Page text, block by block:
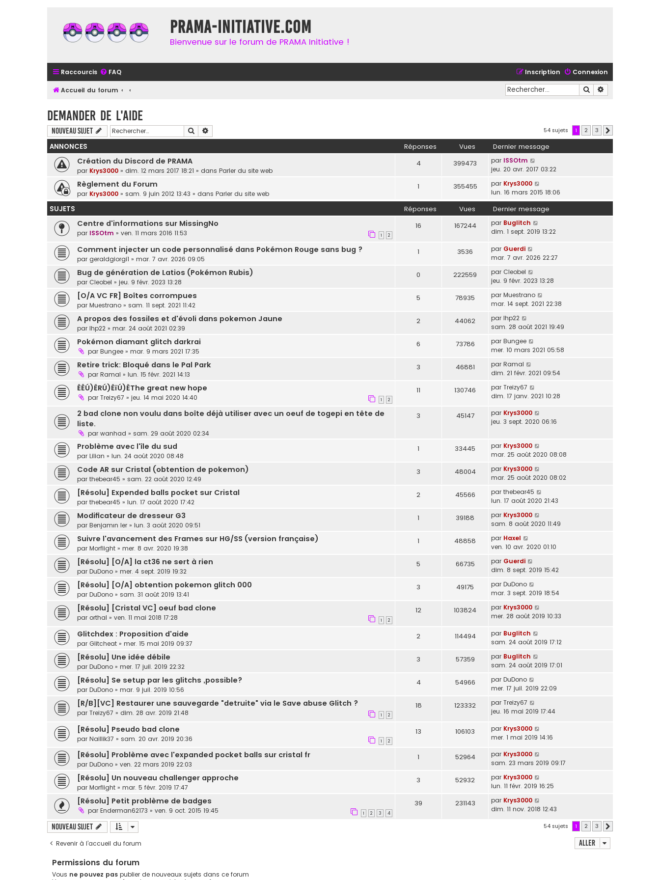
Prama-initiative.com
Bienvenue sur le forum de PRAMA Initiative !
Raccourcis FAQ Connexion
Inscription
Accueil du forum Rechercher
Demander de l'aide
Nouveau sujet Rechercher 54 sujets 1 2 3
ANNONCES Réponses Vues Dernier message
Création du Discord de PRAMA
par Krys3000 » dim. 12 mars 2017 18:21 » dans Parler du site web
4 399473 par ISSOtm
jeu. 20 avr. 2017 03:22
Règlement du Forum
par Krys3000 » sam. 9 juin 2012 13:43 » dans Parler du site web
1 355455 par Krys3000
lun. 16 mars 2015 18:06
SUJETS Réponses Vues Dernier message
Centre d'informations sur MissingNo
par ISSOtm » ven. 11 mars 2016 11:53 1 2
16 167244 par Buglitch
dim. 1 sept. 2019 13:22
Comment injecter un code personnalisé dans Pokémon Rouge sans bug ?
par geraldgiorgi1 » mar. 7 avr. 2026 09:05
1 3536 par Guerdi
mar. 7 avr. 2026 22:27
Bug de génération de Latios (Pokémon Rubis)
par Cleobel » jeu. 9 févr. 2023 13:28
0 222559 par Cleobel
jeu. 9 févr. 2023 13:28
[O/A VC FR] Boîtes corrompues
par Muestrano » sam. 11 sept. 2021 11:42
5 78935 par Muestrano
mar. 14 sept. 2021 22:38
A propos des fossiles et d'évoli dans pokemon Jaune
par lhp22 » mar. 24 août 2021 02:39
2 44062 par lhp22
sam. 28 août 2021 19:49
Pokémon diamant glitch darkrai
par Bungee » mar. 9 mars 2021 17:35
6 73786 par Bungee
mer. 10 mars 2021 05:58
Retire trick: Bloqué dans le Pal Park
par Ramal » lun. 15 févr. 2021 14:13
3 46881 par Ramal
dim. 21 févr. 2021 09:54
ËÊÚ)ËRÚ)ËïÚ)ËThe great new hope
par Treizy67 » jeu. 14 mai 2020 14:40 1 2
11 130746 par Treizy67
dim. 17 janv. 2021 10:28
2 bad clone non voulu dans boîte déjà utiliser avec un oeuf de togepi en tête de
liste.
par wanhad » sam. 29 août 2020 02:34
3 45147 par Krys3000
jeu. 3 sept. 2020 06:16
Problème avec l'île du sud
par Lilian » lun. 24 août 2020 08:48
1 33445 par Krys3000
mar. 25 août 2020 08:08
Code AR sur Cristal (obtention de pokemon)
par thebear45 » sam. 22 août 2020 12:49
3 48004 par Krys3000
mar. 25 août 2020 08:02
[Résolu] Expended balls pocket sur Cristal
par thebear45 » lun. 17 août 2020 17:42
2 45566 par thebear45
lun. 17 août 2020 21:43
Modificateur de dresseur G3
par Benjamın Ier » lun. 3 août 2020 09:51
1 39188 par Krys3000
sam. 8 août 2020 11:49
Suivre l'avancement des Frames sur HG/SS (version française)
par Morflight » mer. 8 avr. 2020 19:38
1 48858 par Haxel
ven. 10 avr. 2020 01:10
[Résolu] [O/A] la ct36 ne sert à rien
par DuDono » mer. 4 sept. 2019 19:32
5 66735 par Guerdi
dim. 8 sept. 2019 15:42
[Résolu] [O/A] obtention pokemon glitch 000
par DuDono » sam. 31 août 2019 13:41
3 49175 par DuDono
mar. 3 sept. 2019 18:54
[Résolu] [Cristal VC] oeuf bad clone
par orthal » ven. 11 mai 2018 17:28 1 2
12 103824 par Krys3000
mer. 28 août 2019 10:33
Glitchdex : Proposition d'aide
par Glitcheat » mer. 15 mai 2019 09:37
2 114494 par Buglitch
sam. 24 août 2019 17:12
[Résolu] Une idée débile
par DuDono » mer. 17 juil. 2019 22:32
3 57359 par Buglitch
sam. 24 août 2019 17:01
[Résolu] Se setup par les glitchs ,possible?
par DuDono » mar. 9 juil. 2019 10:56
4 54966 par DuDono
mer. 17 juil. 2019 22:09
[R/B][VC] Restaurer une sauvegarde "detruite" via le Save abuse Glitch ?
par Treizy67 » dim. 28 avr. 2019 21:48 1 2
18 123332 par Treizy67
jeu. 16 mai 2019 17:44
[Résolu] Pseudo bad clone
par Naillik37 » sam. 20 avr. 2019 20:36 1 2
13 106103 par Krys3000
mer. 1 mai 2019 14:16
[Résolu] Problème avec l'expanded pocket balls sur cristal fr
par DuDono » ven. 22 mars 2019 22:03
1 52964 par Krys3000
sam. 23 mars 2019 09:17
[Résolu] Un nouveau challenger approche
par Morflight » mar. 5 févr. 2019 17:47
3 52932 par Krys3000
lun. 11 févr. 2019 16:25
[Résolu] Petit problème de badges
par Enderman62173 » ven. 9 oct. 2015 19:45 1 2 3 4
39 231143 par Krys3000
dim. 11 nov. 2018 12:43
Nouveau sujet 54 sujets 1 2 3
Revenir à l’accueil du forum Aller
Permissions du forum
Vous ne pouvez pas publier de nouveaux sujets dans ce forum